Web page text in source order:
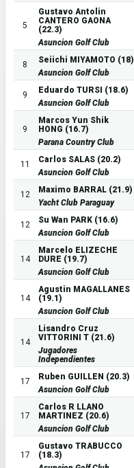
5
Gustavo Antolin
CANTERO GAONA
(22.3)
Asuncion Golf Club
8
Seiichi MIYAMOTO (18)
Asuncion Golf Club
9
Eduardo TURSI (18.6)
Asuncion Golf Club
9
Marcos Yun Shik
HONG (16.7)
Parana Country Club
11
Carlos SALAS (20.2)
Asuncion Golf Club
12
Maximo BARRAL (21.9)
Yacht Club Paraguay
12
Su Wan PARK (16.6)
Asuncion Golf Club
14
Marcelo ELIZECHE
DURE (19.7)
Asuncion Golf Club
14
Agustin MAGALLANES
(19.1)
Asuncion Golf Club
14
Lisandro Cruz
VITTORINI T (21.6)
Jugadores
Independientes
17
Ruben GUILLEN (20.3)
Asuncion Golf Club
17
Carlos R LLANO
MARTINEZ (20.6)
Asuncion Golf Club
17
Gustavo TRABUCCO
(18.3)